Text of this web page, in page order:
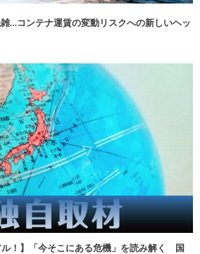
…コンテナ運賃の変動リスクへの新しいヘッ
ル！】「今そこにある危機」を読み解く 国